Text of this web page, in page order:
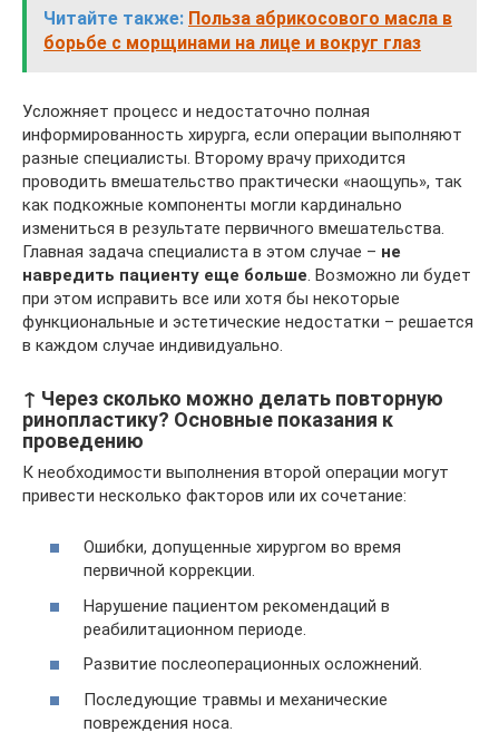
Читайте также: Польза абрикосового масла в
борьбе с морщинами на лице и вокруг глаз
Усложняет процесс и недостаточно полная
информированность хирурга, если операции выполняют
разные специалисты. Второму врачу приходится
проводить вмешательство практически «наощупь», так
как подкожные компоненты могли кардинально
измениться в результате первичного вмешательства.
Главная задача специалиста в этом случае – не
навредить пациенту еще больше. Возможно ли будет
при этом исправить все или хотя бы некоторые
функциональные и эстетические недостатки – решается
в каждом случае индивидуально.
↑ Через сколько можно делать повторную
ринопластику? Основные показания к
проведению
К необходимости выполнения второй операции могут
привести несколько факторов или их сочетание:
Ошибки, допущенные хирургом во время
первичной коррекции.
Нарушение пациентом рекомендаций в
реабилитационном периоде.
Развитие послеоперационных осложнений.
Последующие травмы и механические
повреждения носа.